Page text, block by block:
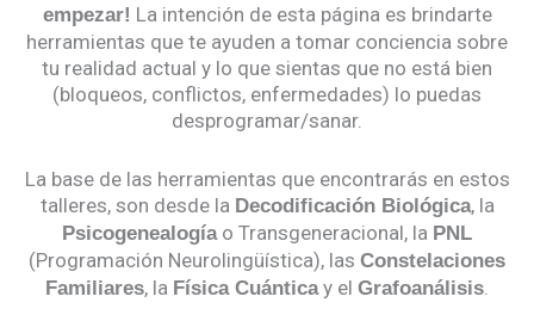
empezar! La intención de esta página es brindarte
herramientas que te ayuden a tomar conciencia sobre
tu realidad actual y lo que sientas que no está bien
(bloqueos, conflictos, enfermedades) lo puedas
desprogramar/sanar.
La base de las herramientas que encontrarás en estos
talleres, son desde la Decodificación Biológica, la
Psicogenealogíao Transgeneracional, la PNL
(Programación Neurolingüística), las Constelaciones
Familiares, la Física Cuánticay el Grafoanálisis.